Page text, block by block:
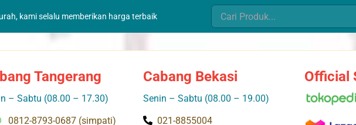
kami selalu memberikan harga terbaik
Search
for:
Tangerang
– Sabtu (08.00 – 17.30)
0812-8793-0687 (simpati)
Cabang Bekasi
Senin – Sabtu (08.00 – 19.00)
021-8855004
Official